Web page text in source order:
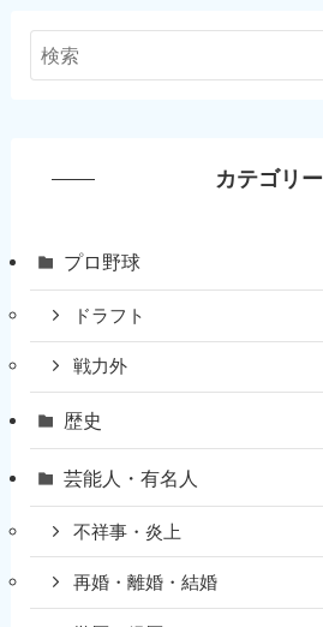
カテゴリー
プロ野球
ドラフト
戦力外
歴史
芸能人・有名人
不祥事・炎上
再婚・離婚・結婚